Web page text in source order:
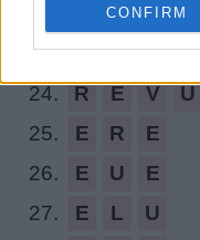
CONFIRM
E V
E
23. V E L
U
24.
R E V
U
25.
E R
E
26.
E U
E
27.
E L
U